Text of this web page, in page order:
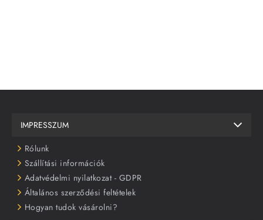
IMPRESSZUM
Rólunk
Szállítási információk
Adatvédelmi nyilatkozat - GDPR
Általános szerződési feltételek
Hogyan tudok vásárolni?